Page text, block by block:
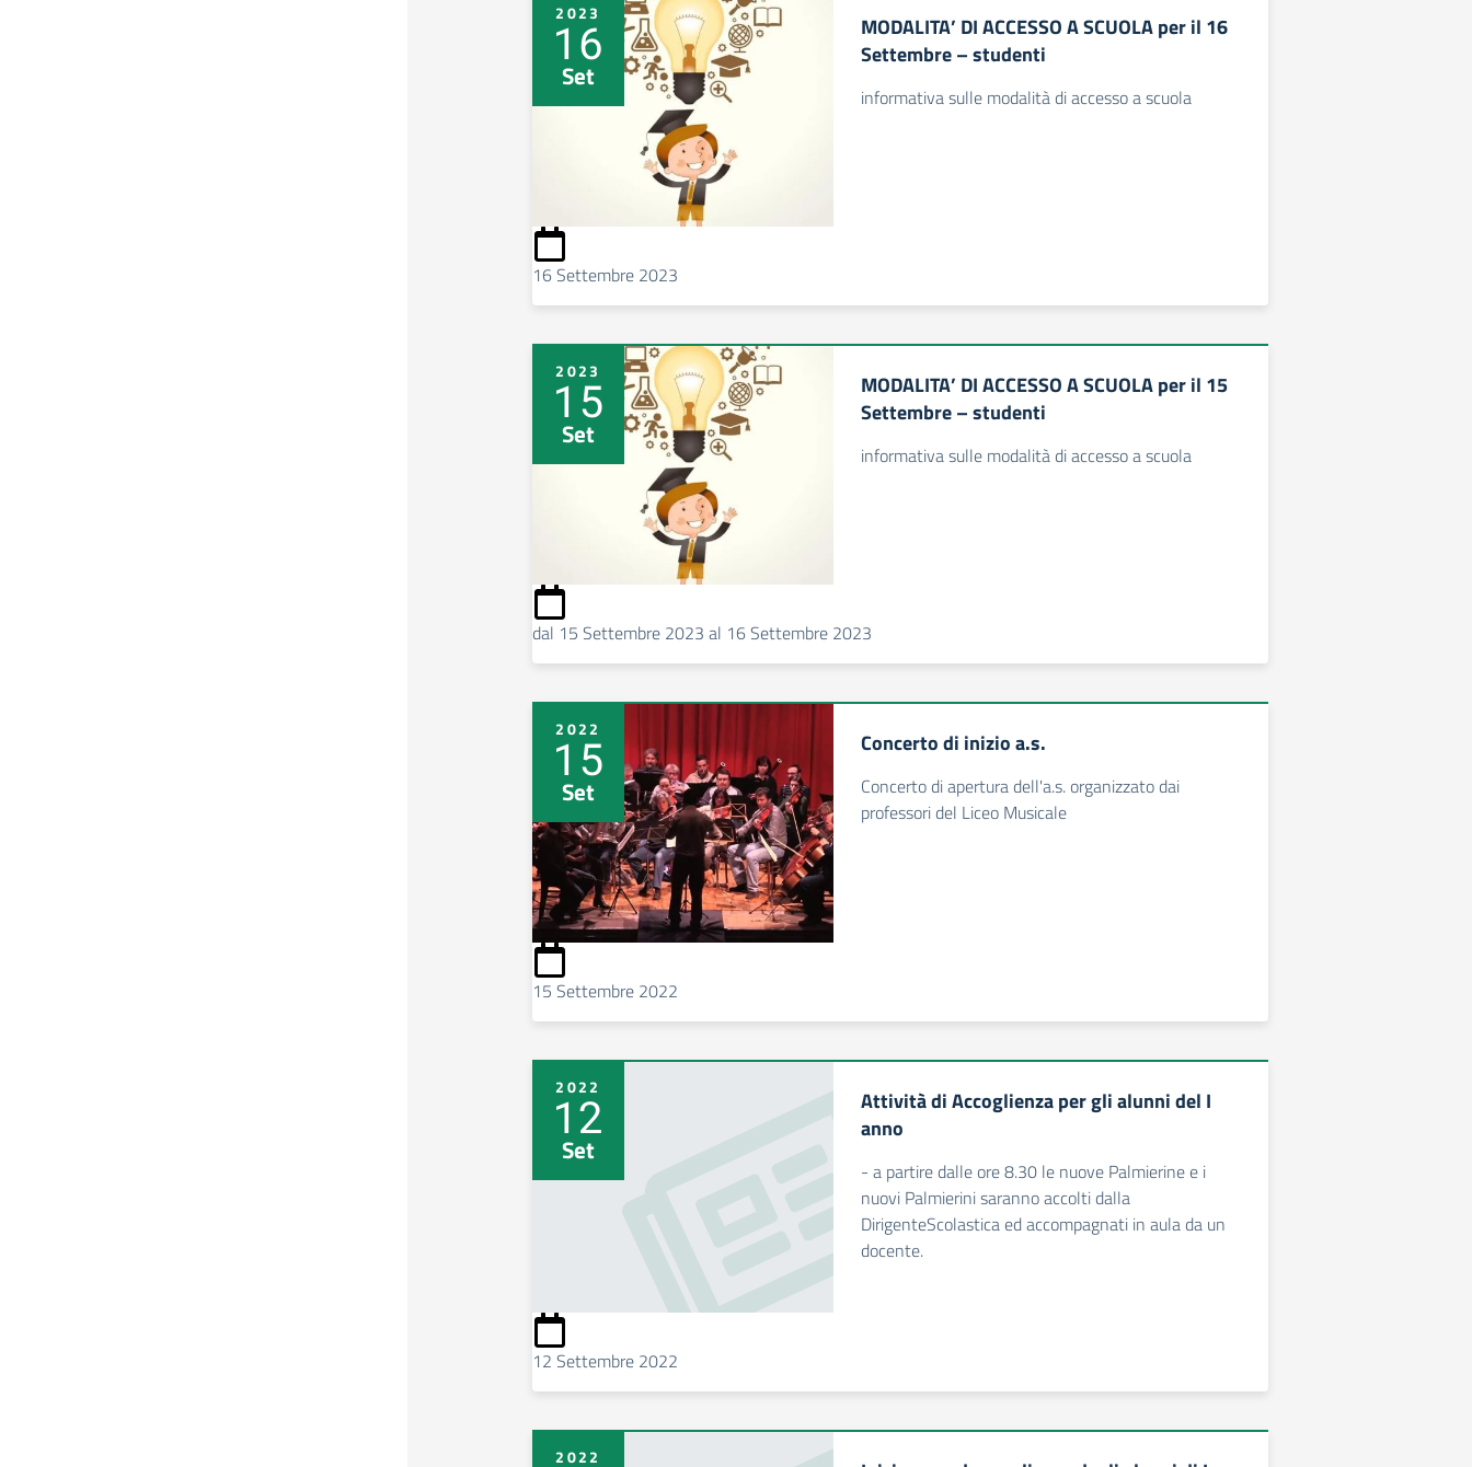
2023
16
Set
MODALITA’ DI ACCESSO A SCUOLA per il 16
Settembre – studenti
informativa sulle modalità di accesso a scuola
16 Settembre 2023
2023
15
Set
MODALITA’ DI ACCESSO A SCUOLA per il 15
Settembre – studenti
informativa sulle modalità di accesso a scuola
dal 15 Settembre 2023 al 16 Settembre 2023
2022
15
Set
Concerto di inizio a.s.
Concerto di apertura dell'a.s. organizzato dai
professori del Liceo Musicale
15 Settembre 2022
2022
12
Set
Attività di Accoglienza per gli alunni del I
anno
- a partire dalle ore 8.30 le nuove Palmierine e i
nuovi Palmierini saranno accolti dalla
DirigenteScolastica ed accompagnati in aula da un
docente.
12 Settembre 2022
2022